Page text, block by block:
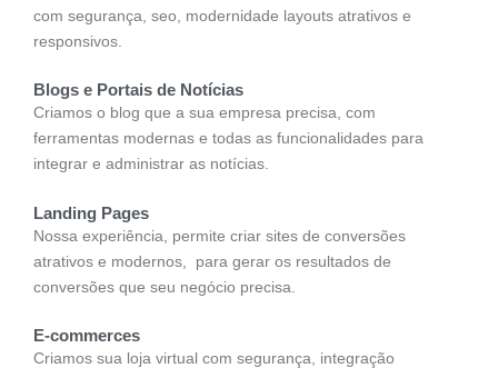
com segurança, seo, modernidade layouts atrativos e
responsivos.
Blogs e Portais de Notícias
Criamos o blog que a sua empresa precisa, com
ferramentas modernas e todas as funcionalidades para
integrar e administrar as notícias.
Landing Pages
Nossa experiência, permite criar sites de conversões
atrativos e modernos, para gerar os resultados de
conversões que seu negócio precisa.
E-commerces
Criamos sua loja virtual com segurança, integração